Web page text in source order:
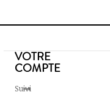
VOTRE
COMPTE
Suivi